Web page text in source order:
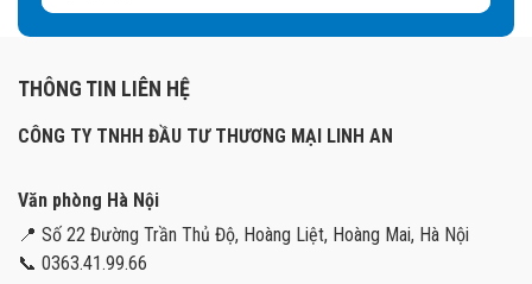
THÔNG TIN LIÊN HỆ
CÔNG TY TNHH ĐẦU TƯ THƯƠNG MẠI LINH AN
Văn phòng Hà Nội
📍 Số 22 Đường Trần Thủ Độ, Hoàng Liệt, Hoàng Mai, Hà Nội
📞 0363.41.99.66